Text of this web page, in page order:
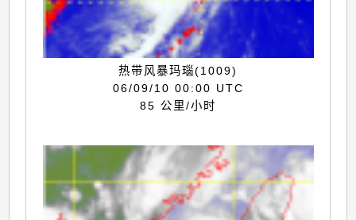
热带风暴玛瑙(1009)
06/09/10 00:00 UTC
85 公里/小时